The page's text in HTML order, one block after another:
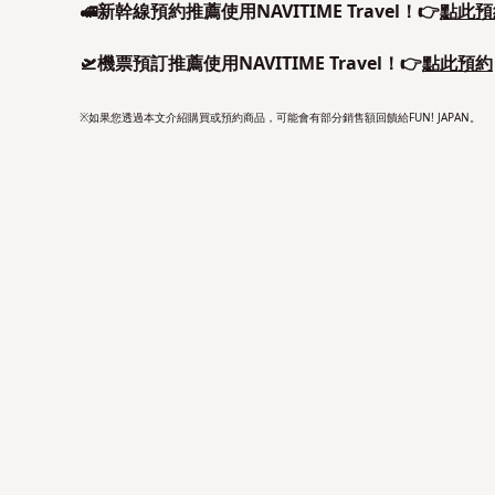
🚅新幹線預約推薦使用NAVITIME Travel！👉點此
🛫機票預訂推薦使用NAVITIME Travel！👉點此預約
※如果您透過本文介紹購買或預約商品，可能會有部分銷售額回饋給FUN! JAPAN。